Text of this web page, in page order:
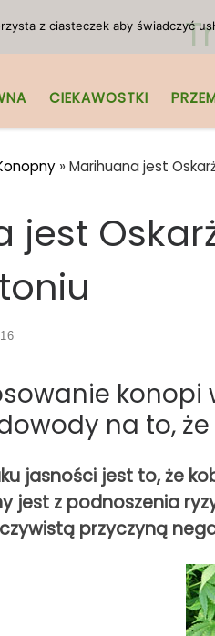
CIEKAWOSTKI
» Marihuana jest
jest
konopi
na to,
jasności jest to, że
jest z podnoszenia
przyczyną
z ciasteczek aby świadczyć